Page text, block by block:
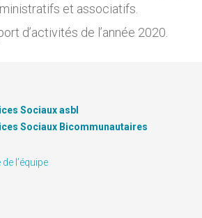
et associatifs.
d’activités de l’année 2020.
Sociaux asbl
Sociaux Bicommunautaires
l’équipe